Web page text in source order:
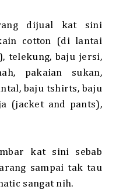
dijual kat sini
cotton (di lantai
telekung, baju jersi,
pakaian sukan,
baju tshirts, baju
(jacket and pants),
kat sini sebab
sampai tak tau
sangat nih.